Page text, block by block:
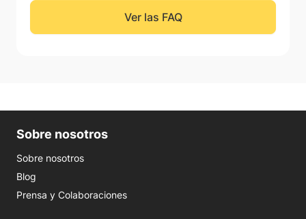
Ver las FAQ
Sobre nosotros
Sobre nosotros
Blog
Prensa y Colaboraciones